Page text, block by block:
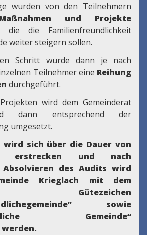
wurden von den Teilnehmern
und Projekte
die die Familienfreundlichkeit
weiter steigern sollen.
Schritt wurde dann je nach
Teilnehmer eine Reihung
durchgeführt.
wird dem Gemeinderat
dann entsprechend der
umgesetzt.
wird sich über die Dauer von
erstrecken und nach
Absolvieren des Audits wird
Krieglach mit dem
Gütezeichen
sowie
Gemeinde“